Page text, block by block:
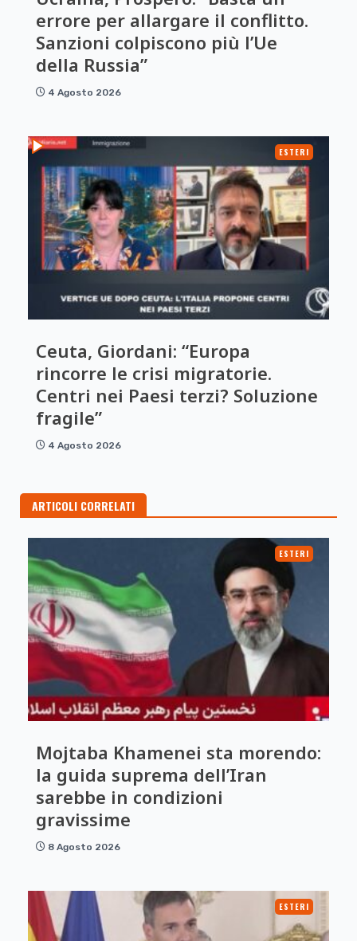
errore per allargare il conflitto.
Sanzioni colpiscono più l’Ue
della Russia”
4 Agosto 2026
ESTERI
Ceuta, Giordani: “Europa
rincorre le crisi migratorie.
Centri nei Paesi terzi? Soluzione
fragile”
4 Agosto 2026
ARTICOLI CORRELATI
ESTERI
Mojtaba Khamenei sta morendo:
la guida suprema dell’Iran
sarebbe in condizioni
gravissime
8 Agosto 2026
ESTERI